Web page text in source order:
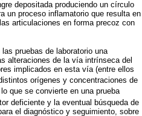
depositada produciendo un círculo
un proceso inflamatorio que resulta en
articulaciones en forma precoz con
pruebas de laboratorio una
alteraciones de la vía intrínseca del
implicados en esta vía (entre ellos
orígenes y concentraciones de
que se convierte en una prueba
deficiente y la eventual búsqueda de
el diagnóstico y seguimiento, sobre